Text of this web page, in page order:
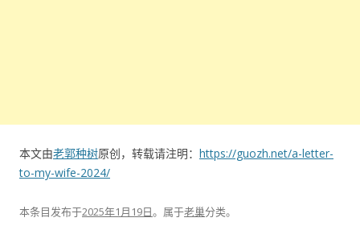
本文由老郭种树原创，转载请注明： https://guozh.net/a-letter-
to-my-wife-2024/
本条目发布于2025年1月19日。属于老巢分类。